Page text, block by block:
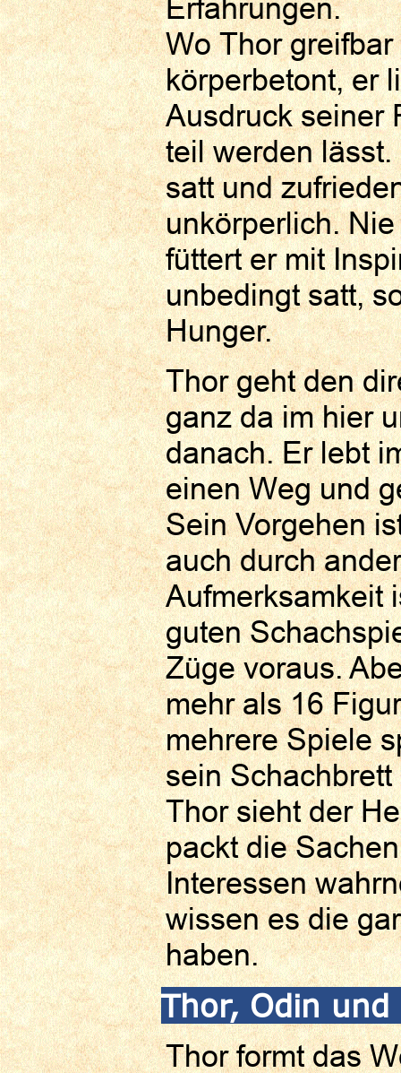
Erfahrungen.
Wo Thor
körperbetont, er
Ausdruck seiner
teil werden
satt und
unkörperlich.
füttert er mit
unbedingt satt,
Hunger.
Thor geht den
ganz da im hier
danach. Er lebt
einen Weg und
Sein Vorgehen
auch durch
Aufmerksamkeit
guten
Züge voraus.
mehr als 16
mehrere Spiele
sein
Thor sieht der
packt die
Interessen
wissen es die
haben.
Thor, Odin
Thor formt das